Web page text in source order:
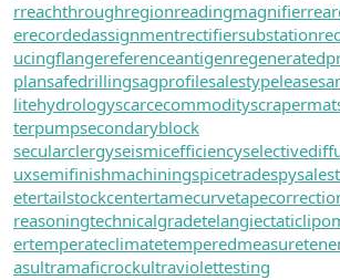
rreachthroughregionreadingmagnifier
erecordedassignmentrectifiersubstation
ucingflangereferenceantigen
plansafedrillingsagprofilesalestypelease
litehydrologyscarcecommodityscrapermat
terpumpsecondaryblock
secularclergyseismicefficiency
uxsemifinishmachiningspicetradespysale
etertailstockcentertamecurve
reasoningtechnicalgrade
ertemperateclimatetemperedmeasure
asultramaficrockultraviolettesting